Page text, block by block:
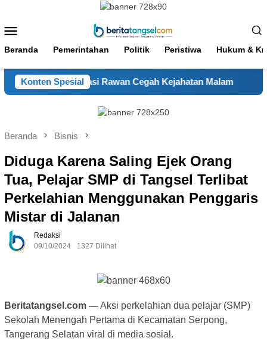
konten
Mobile
Beranda Pemerintahan Politik Peristiwa Hukum &
Konten Spesial
Sasar Lokasi Rawan Cegah Kejahatan Malam
Beranda Bisnis
Diduga Karena Saling Ejek Orang
Tua, Pelajar SMP di Tangsel Terlibat
Perkelahian Menggunakan Penggaris
Mistar di Jalanan
Redaksi
09/10/2024
1327 Dilihat
Beritatangsel.com —Aksi perkelahian dua pelajar (SMP)
Sekolah Menengah Pertama di Kecamatan Serpong,
Tangerang Selatan viral di media sosial.